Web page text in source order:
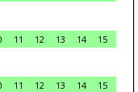
11 12 13 14
15
11 12 13 14
15